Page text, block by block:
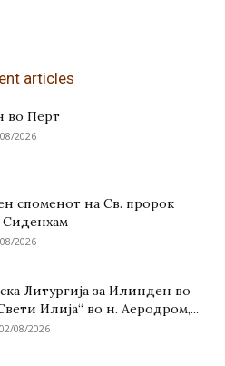
articles
во Перт
2026
споменот на Св. пророк
Сиденхам
2026
Литургија за Илинден во
Илија“ во н. Аеродром,...
02/08/2026